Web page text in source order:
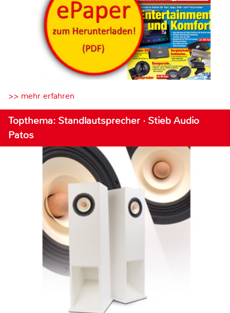
>> mehr erfahren
Topthema: Standlautsprecher · Stieb Audio
Patos